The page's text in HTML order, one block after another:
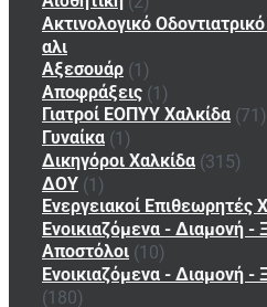
Ακτινολογικό
αλι
Αξεσουάρ (1)
Αποφράξεις (1)
Γιατροί ΕΟΠΥΥ Χαλκίδα (71)
Γυναίκα (1)
Δικηγόροι Χαλκίδα (315)
ΔΟΥ (1)
Ενεργειακοί Επιθεωρητές
Ενοικιαζόμενα - Διαμονή -
Αποστόλοι (10)
Ενοικιαζόμενα - Διαμονή -
(180)